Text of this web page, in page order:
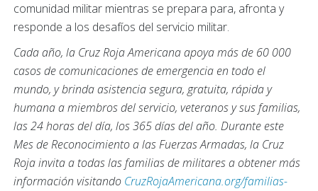
comunidad militar mientras se prepara para, afronta y
responde a los desafíos del servicio militar.
Cada año, la Cruz Roja Americana apoya más de 60 000
casos de comunicaciones de emergencia en todo el
mundo, y brinda asistencia segura, gratuita, rápida y
humana a miembros del servicio, veteranos y sus familias,
las 24 horas del día, los 365 días del año. Durante este
Mes de Reconocimiento a las Fuerzas Armadas, la Cruz
Roja invita a todas las familias de militares a obtener más
información visitando CruzRojaAmericana.org/familias-